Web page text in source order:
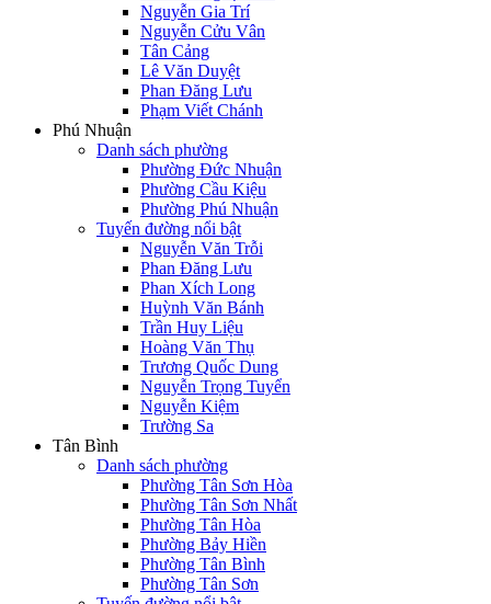
Nguyễn Gia Trí
Nguyễn Cửu Vân
Tân Cảng
Lê Văn Duyệt
Phan Đăng Lưu
Phạm Viết Chánh
Phú Nhuận
Danh sách phường
Phường Đức Nhuận
Phường Cầu Kiệu
Phường Phú Nhuận
Tuyến đường nổi bật
Nguyễn Văn Trỗi
Phan Đăng Lưu
Phan Xích Long
Huỳnh Văn Bánh
Trần Huy Liệu
Hoàng Văn Thụ
Trương Quốc Dung
Nguyễn Trọng Tuyển
Nguyễn Kiệm
Trường Sa
Tân Bình
Danh sách phường
Phường Tân Sơn Hòa
Phường Tân Sơn Nhất
Phường Tân Hòa
Phường Bảy Hiền
Phường Tân Bình
Phường Tân Sơn